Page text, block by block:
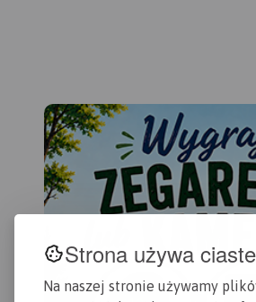
Strona używa
Na naszej stronie używamy
konnych,
konnych,